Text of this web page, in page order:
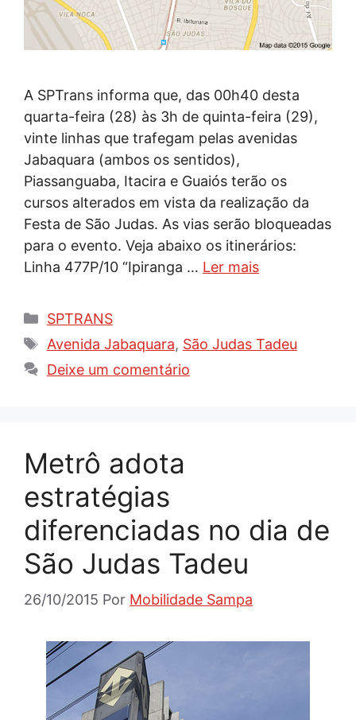
A SPTrans informa que, das 00h40 desta
quarta-feira (28) às 3h de quinta-feira (29),
vinte linhas que trafegam pelas avenidas
Jabaquara (ambos os sentidos),
Piassanguaba, Itacira e Guaiós terão os
cursos alterados em vista da realização da
Festa de São Judas. As vias serão bloqueadas
para o evento. Veja abaixo os itinerários:
Linha 477P/10 “Ipiranga … Ler mais
Categorias
SPTRANS
Tags
Avenida Jabaquara, São Judas Tadeu
Deixe um comentário
Metrô adota
estratégias
diferenciadas no dia de
São Judas Tadeu
26/10/2015 Por Mobilidade Sampa